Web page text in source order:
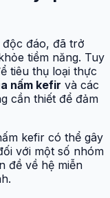
đáo, đã trở
tiềm năng. Tuy
tiêu thụ loại thực
nấm kefir và các
cần thiết để đảm
kefir có thể gây
với một số nhóm
đề về hệ miễn